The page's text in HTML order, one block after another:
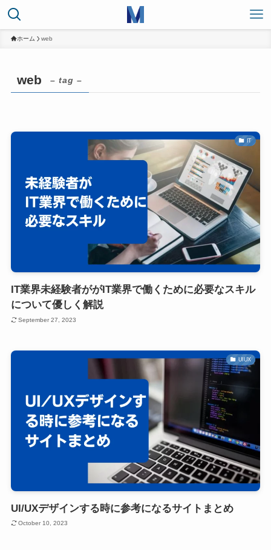
ホーム web
web – tag –
IT
IT業界未経験者ががIT業界で働くために必要なスキル
について優しく解説
September 27, 2023
UIUX
UI/UXデザインする時に参考になるサイトまとめ
October 10, 2023